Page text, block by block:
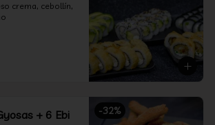
crema, cebollín,
crema,
-32%
+ 6 Ebi